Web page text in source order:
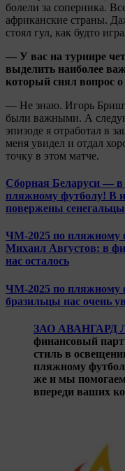
болели за соперника.
африканские страны.
стоял гул, как будто
— У вас на турнире
выделить наиболее
который снял вопрос о
— Не знаю. Игорь
были важными. А
эпизоде я отработал в
меня увидел и отдал
точку в этом матче.
Сборная Беларуси —
пляжному футболу! В
повержены сенегальцы
ЧМ-2025 по пляжному
Михаил Августов: в
нас осталось
ЧМ-2025 по пляжному
бразильцы нас очень
ЗАО АВАНГАРД
финансовый
стиль в
пляжному
же и мы
впереди ваших